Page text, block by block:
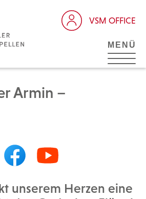
VSM OFFICE
MENÜ
Armin –
unserem Herzen eine